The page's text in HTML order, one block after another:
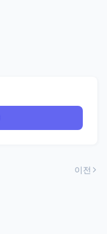
이전